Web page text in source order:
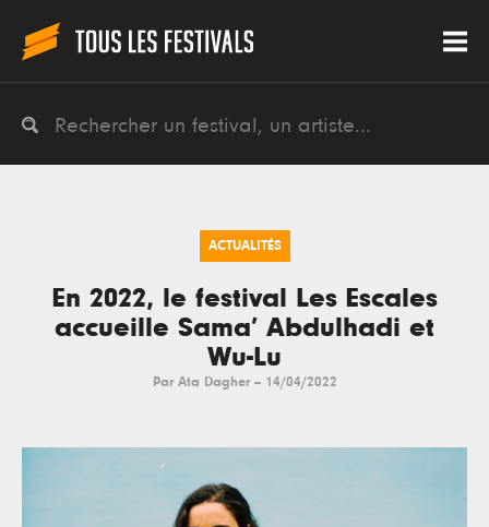
ACTUALITÉS
En 2022, le festival Les Escales
accueille Sama’ Abdulhadi et
Wu-Lu
Par Ata Dagher -- 14/04/2022